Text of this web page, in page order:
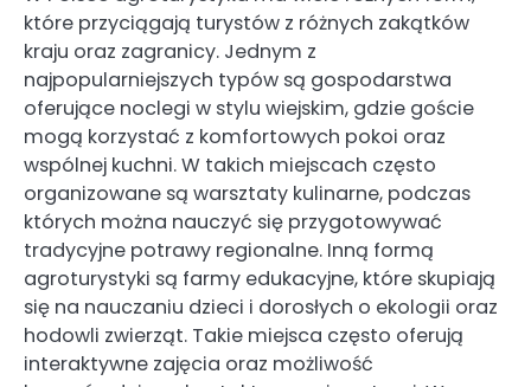
które przyciągają turystów z różnych zakątków
kraju oraz zagranicy. Jednym z
najpopularniejszych typów są gospodarstwa
oferujące noclegi w stylu wiejskim, gdzie goście
mogą korzystać z komfortowych pokoi oraz
wspólnej kuchni. W takich miejscach często
organizowane są warsztaty kulinarne, podczas
których można nauczyć się przygotowywać
tradycyjne potrawy regionalne. Inną formą
agroturystyki są farmy edukacyjne, które skupiają
się na nauczaniu dzieci i dorosłych o ekologii oraz
hodowli zwierząt. Takie miejsca często oferują
interaktywne zajęcia oraz możliwość